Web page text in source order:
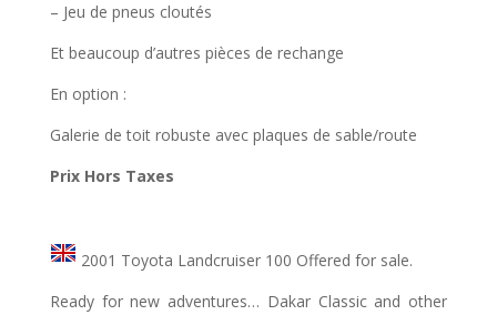
– Jeu de pneus cloutés
Et beaucoup d’autres pièces de rechange
En option :
Galerie de toit robuste avec plaques de sable/route
Prix Hors Taxes
2001 Toyota Landcruiser 100 Offered for sale.
Ready for new adventures… Dakar Classic and other